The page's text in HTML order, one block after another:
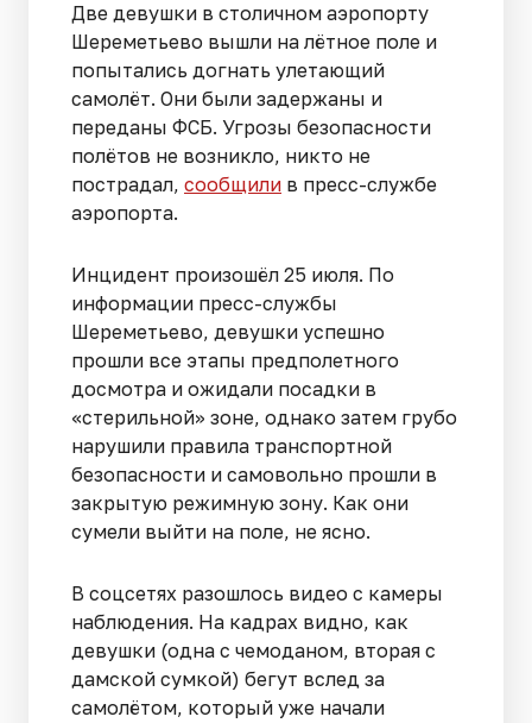
Две девушки в столичном аэропорту
Шереметьево вышли на лётное поле и
попытались догнать улетающий
самолёт. Они были задержаны и
переданы ФСБ. Угрозы безопасности
полётов не возникло, никто не
пострадал, сообщили в пресс-службе
аэропорта.
Инцидент произошёл 25 июля. По
информации пресс-службы
Шереметьево, девушки успешно
прошли все этапы предполетного
досмотра и ожидали посадки в
«стерильной» зоне, однако затем грубо
нарушили правила транспортной
безопасности и самовольно прошли в
закрытую режимную зону. Как они
сумели выйти на поле, не ясно.
В соцсетях разошлось видео с камеры
наблюдения. На кадрах видно, как
девушки (одна с чемоданом, вторая с
дамской сумкой) бегут вслед за
самолётом, который уже начали